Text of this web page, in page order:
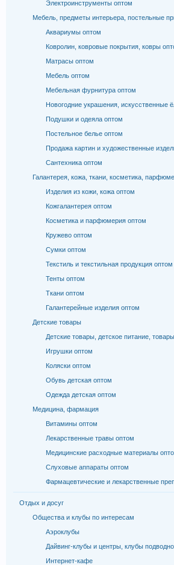
Электроинструменты оптом
Мебель, предметы интерьера, постельные
Аквариумы оптом
Ковролин, ковровые покрытия, ковры
Матрасы оптом
Мебель оптом
Мебельная фурнитура оптом
Новогодние украшения, искусственные
Подушки и одеяла оптом
Постельное белье оптом
Продажа картин и художественные
Сантехника оптом
Галантерея, кожа, ткани, косметика,
Изделия из кожи, кожа оптом
Кожгалантерея оптом
Косметика и парфюмерия оптом
Кружево оптом
Сумки оптом
Текстиль и текстильная продукция оптом
Тенты оптом
Ткани оптом
Галантерейные изделия оптом
Детские товары
Детские товары, детское питание,
Игрушки оптом
Коляски оптом
Обувь детская оптом
Одежда детская оптом
Медицина, фармация
Витамины оптом
Лекарственные травы оптом
Медицинские расходные материалы
Слуховые аппараты оптом
Фармацевтические и лекарственные
Отдых и досуг
Общества и клубы по интересам
Аэроклубы
Дайвинг-клубы и центры, клубы
Интернет-кафе